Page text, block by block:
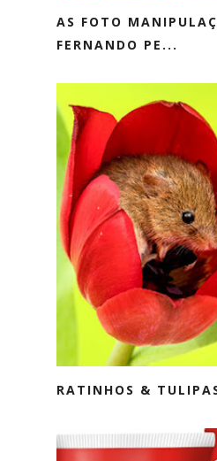
AS FOTO
FERNANDO PE...
RATINHOS &